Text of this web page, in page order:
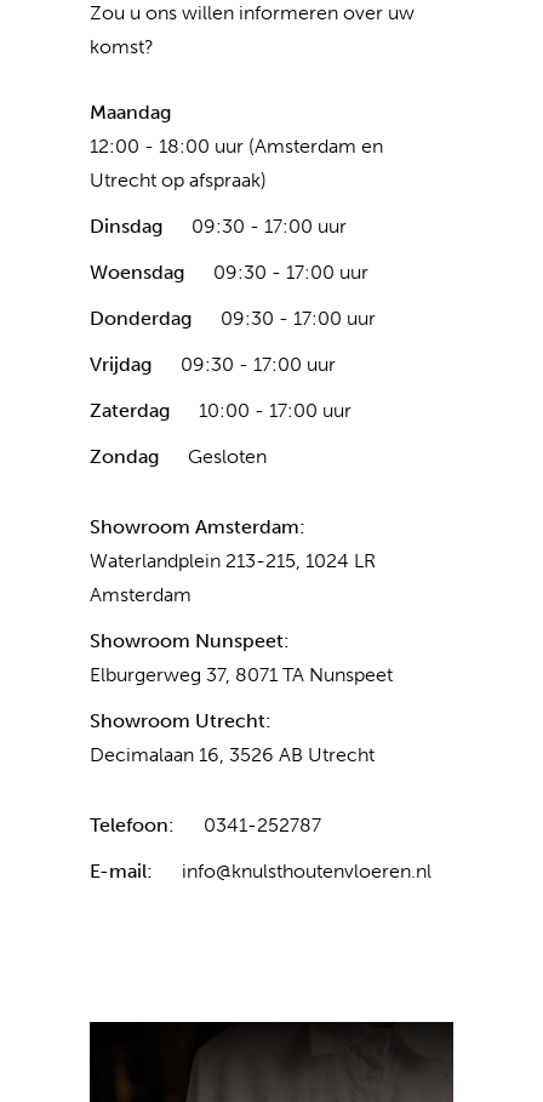
Zou u ons willen informeren over uw
komst?
Maandag
12:00 - 18:00 uur (Amsterdam en
Utrecht op afspraak)
Dinsdag
09:30 - 17:00 uur
Woensdag
09:30 - 17:00 uur
Donderdag
09:30 - 17:00 uur
Vrijdag
09:30 - 17:00 uur
Zaterdag
10:00 - 17:00 uur
Zondag
Gesloten
Showroom Amsterdam:
Waterlandplein 213-215, 1024 LR
Amsterdam
Showroom Nunspeet:
Elburgerweg 37, 8071 TA Nunspeet
Showroom Utrecht:
Decimalaan 16, 3526 AB Utrecht
Telefoon:
0341-252787
E-mail:
info@knulsthoutenvloeren.nl